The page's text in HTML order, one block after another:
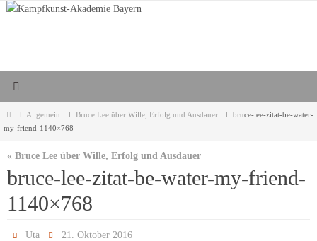
Zum
StartAllgemein Bruce Lee über Wille, Erfolg und Ausdauer
bruce-lee-zitat-be-water-
my-friend-1140×768
« Bruce Lee über Wille, Erfolg und Ausdauer
bruce-lee-zitat-be-water-my-friend-
1140×768
Uta 21. Oktober 2016